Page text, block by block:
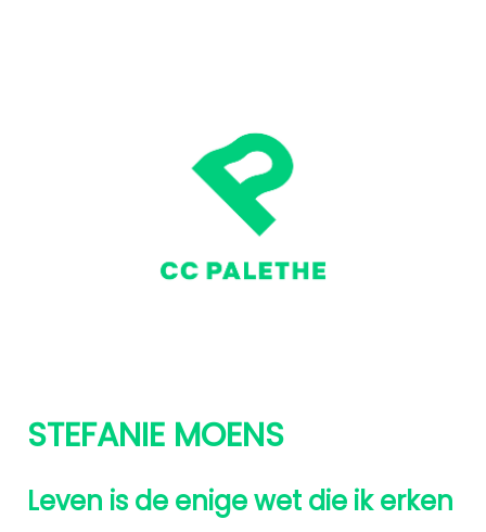
STEFANIE MOENS
Leven is de enige wet die ik erken